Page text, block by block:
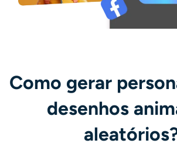
Como gerar
desenhos